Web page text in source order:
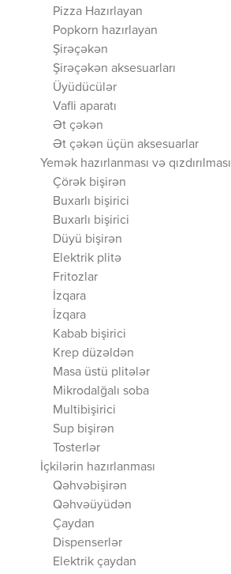
Pizza Hazırlayan
Popkorn hazırlayan
Şirəçəkən
Şirəçəkən aksesuarları
Üyüdücülər
Vafli aparatı
Ət çəkən
Ət çəkən üçün aksesuarlar
Yemək hazırlanması və qızdırılması
Çörək bişirən
Buxarlı bişirici
Buxarlı bişirici
Düyü bişirən
Elektrik plitə
Fritozlar
İzqara
İzqara
Kabab bişirici
Krep düzəldən
Masa üstü plitələr
Mikrodalğalı soba
Multibişirici
Sup bişirən
Tosterlər
İçkilərin hazırlanması
Qəhvəbişirən
Qəhvəüyüdən
Çaydan
Dispenserlər
Elektrik çaydan